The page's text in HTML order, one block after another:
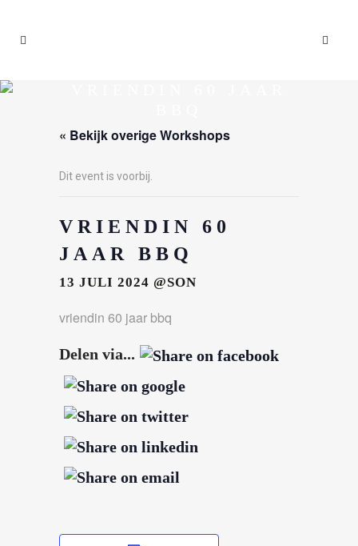
« Bekijk overige Workshops
Dit event is voorbij.
VRIENDIN 60
JAAR BBQ
13 JULI 2024 @SON
vriendin 60 jaar bbq
Delen via...